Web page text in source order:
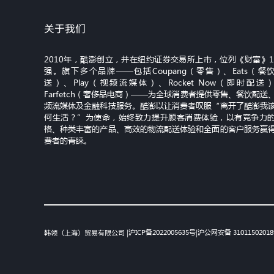
关于我们
2010年，酷澎创立，并在纽约证券交易所上市，位列《财富》
强。旗下多个品牌——包括Coupang（零售）、Eats（餐
送）、Play（视频流媒体）、Rocket Now（即时配送
Farfetch（奢侈品电商）——为全球消费者提供零售、餐饮配送
频流媒体及金融科技服务。酷澎以让消费者叹服“离开了酷澎我
何生活？”为使命，始终致力提升顾客消费体验，以有竞争力
格、种类丰富的产品、高效的物流配送体验和全面的客户服务赢
费者的青睐。
韩领（上海）贸易有限公司 |沪ICP备2022005635号|沪公网安备